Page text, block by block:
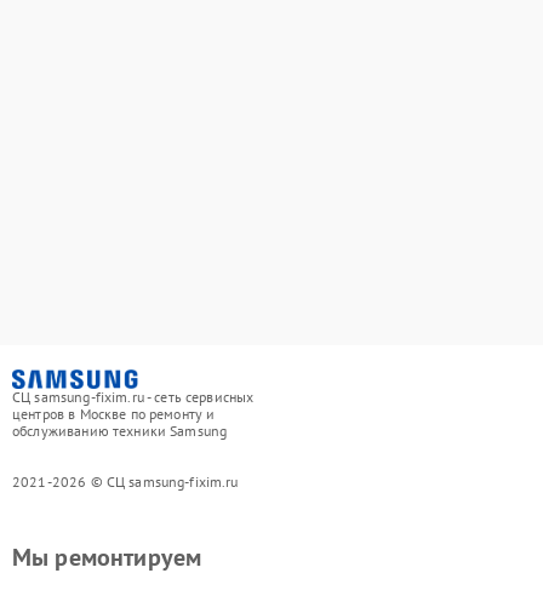
СЦ samsung-fixim.ru - сеть сервисных
центров в Москве по ремонту и
обслуживанию техники Samsung
2021-2026 © СЦ samsung-fixim.ru
Мы ремонтируем